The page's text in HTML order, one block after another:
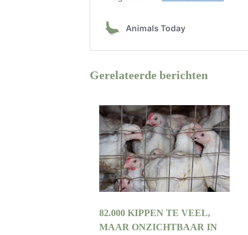
Gerelateerde berichten
82.000 KIPPEN TE VEEL,
MAAR ONZICHTBAAR IN